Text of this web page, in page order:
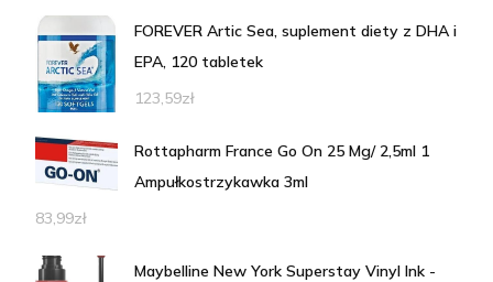
FOREVER Artic Sea, suplement diety z DHA i
EPA, 120 tabletek
123,59zł
Rottapharm France Go On 25 Mg/ 2,5ml 1
Ampułkostrzykawka 3ml
83,99zł
Maybelline New York Superstay Vinyl Ink -